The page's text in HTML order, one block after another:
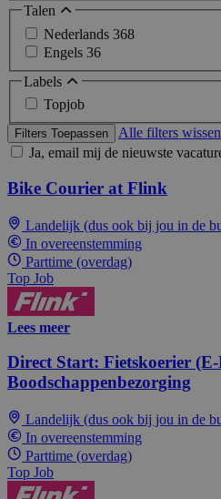
Talen
Nederlands 368
Engels 36
Labels
Topjob
Filters Toepassen
Alle filters wissen
Ja, email mij de nieuwste
Bike Courier at Flink
Landelijk (dus ook bij jou in de
In overeenstemming
Parttime (overdag)
Top Job
Lees meer
Direct Start: Fietskoerier
Boodschappenbezorging
Landelijk (dus ook bij jou in de
In overeenstemming
Parttime (overdag)
Top Job